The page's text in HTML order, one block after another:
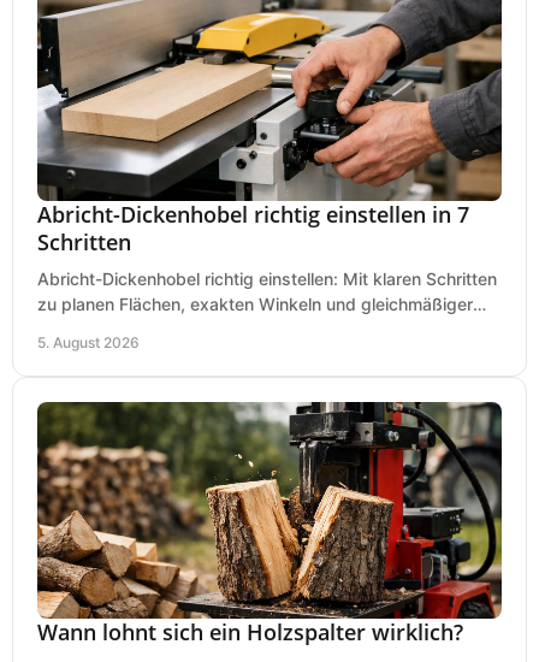
Abricht-Dickenhobel richtig einstellen in 7
Schritten
Abricht-Dickenhobel richtig einstellen: Mit klaren Schritten
zu planen Flächen, exakten Winkeln und gleichmäßiger
5. August 2026
Wann lohnt sich ein Holzspalter wirklich?